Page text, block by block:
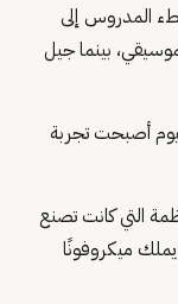
المدروس إلى
بينما جيل
أصبحت تجربة
التي كانت تصنع
ميكروفونًا